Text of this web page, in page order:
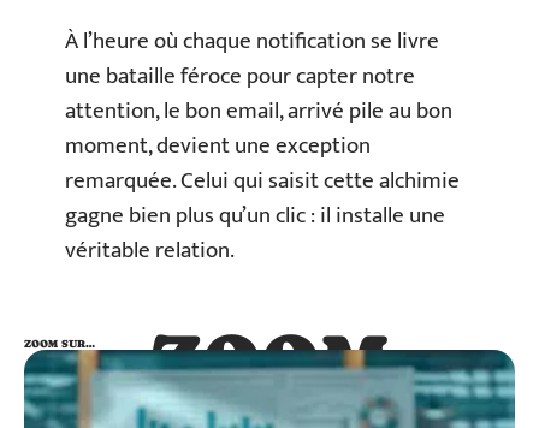
À l’heure où chaque notification se livre
une bataille féroce pour capter notre
attention, le bon email, arrivé pile au bon
moment, devient une exception
remarquée. Celui qui saisit cette alchimie
gagne bien plus qu’un clic : il installe une
véritable relation.
ZOOM
SUR…
ZOOM SUR…